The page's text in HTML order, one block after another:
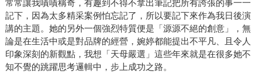
常常讓我嘖嘖稱奇，有趣到不得不拿出筆記把所有誇張的事一一
記下，因為太多精采案例怕忘記了，所以要記下來作為我日後演
講的主題。她的另外一個強烈特質便是「源源不絕的創意」，無
論是在生活中或是對品牌的經營，婉婷都能提出不平凡、且令人
印象深刻的新觀點，我想「天母嚴選」這些年來就是在很多她不
知不覺的跳躍思考邏輯中，步上成功之路。